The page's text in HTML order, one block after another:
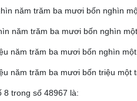
năm trăm ba mươi bốn nghìn
năm trăm ba mươi bốn nghìn
năm trăm ba mươi bốn nghìn
năm trăm ba mươi bốn triệu một
8 trong số 48967 là: